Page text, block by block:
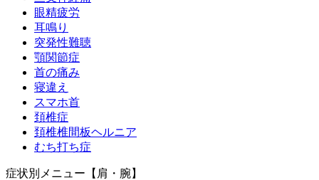
眼精疲労
耳鳴り
突発性難聴
顎関節症
首の痛み
寝違え
スマホ首
頚椎症
頚椎椎間板ヘルニア
むち打ち症
症状別メニュー【肩・腕】